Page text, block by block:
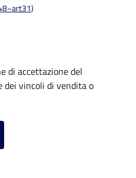
)
di accettazione del
dei vincoli di vendita o